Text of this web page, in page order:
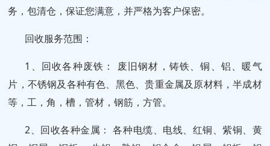
务，包清仓，保证您满意，并严格为客户保密。
回收服务范围：
1、回收各种废铁： 废旧钢材，铸铁、铜、铝、暖气
片，不锈钢及各种有色、黑色、贵重金属及原材料，半成材
等，工，角，槽，管材，钢筋，方管。
2、回收各种金属： 各种电缆、电线、红铜、紫铜、黄